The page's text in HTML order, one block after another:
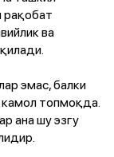
рақобат
ва
эмас, балки
топмоқда.
ана шу эзгу